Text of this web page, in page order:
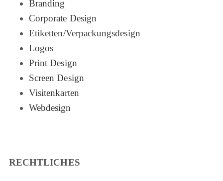
Branding
Corporate Design
Etiketten/Verpackungsdesign
Logos
Print Design
Screen Design
Visitenkarten
Webdesign
RECHTLICHES